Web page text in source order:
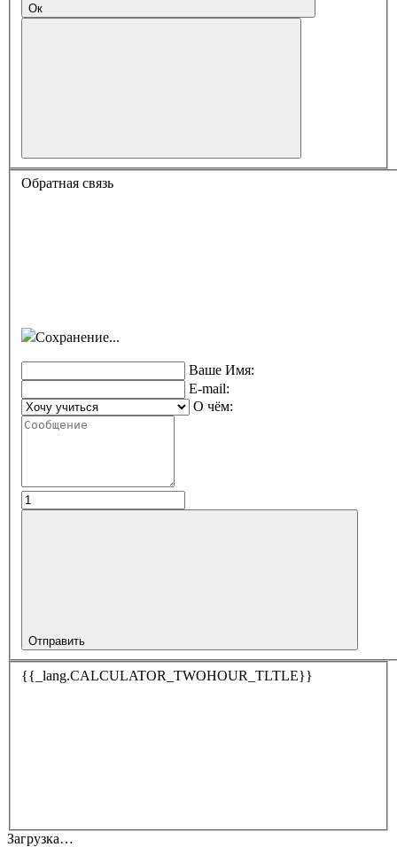
Ок
Обратная связь
Сохранение...
Ваше Имя:
E-mail:
О чём:
Отправить
{{_lang.CALCULATOR_TWOHOUR_TLTLE}}
Загрузка…